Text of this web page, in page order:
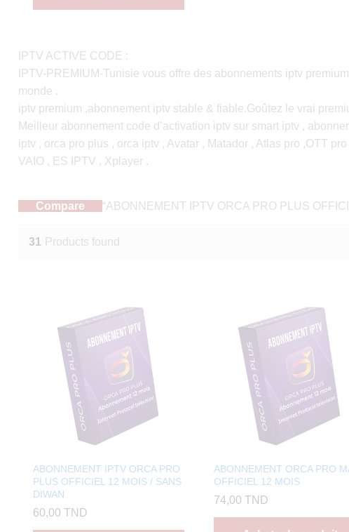
IPTV ACTIVE CODE :
IPTV-PREMIUM-Tunisie vous offre des abonnements iptv
monde .
iptv premium ,abonnement iptv stable & fiable.Goûtez le vrai
Meilleur abonnement code d’activation iptv sur smart iptv ,
iptv , orca pro plus , orca iptv , Avatar , Matador , Atlas pro ,OTT
VAIO , ES IPTV , Xplayer .
Compare “ABONNEMENT IPTV ORCA PRO PLUS
31 Products found
ABONNEMENT IPTV ORCA PRO
PLUS OFFICIEL 12 MOIS / SANS
DIWAN
60,00 TND
ABONNEMENT ORCA PRO
OFFICIEL 12 MOIS
74,00TND